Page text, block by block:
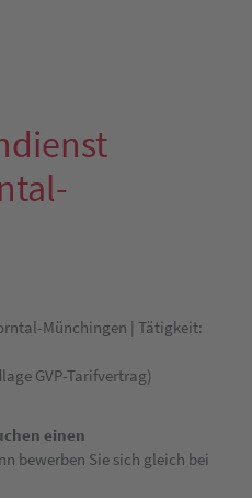
Münchingen | Tätigkeit:
GVP-Tarifvertrag)
einen
bewerben Sie sich gleich bei